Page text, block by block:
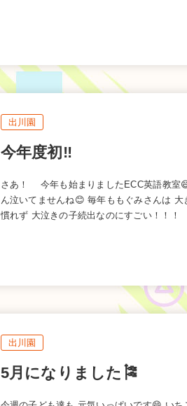
出川園
今年度初‼️
さあ！ 今年も始まりましたECC英語教室
ん泣いてませんね😊 毎年ももぐみさんは
慣れず 大泣きの子続出なのにすごい！！
出川園
5月になりました🎏